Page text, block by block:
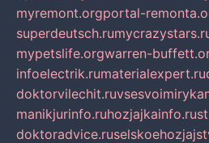
myremont.orgportal-
superdeutsch.ru
mypetslife.orgwarren-
infoelectrik.rumaterialexpert.ru
doktorvilechit.ru
manikjurinfo.ruhozjajkainfo.ru
doktoradvice.ru